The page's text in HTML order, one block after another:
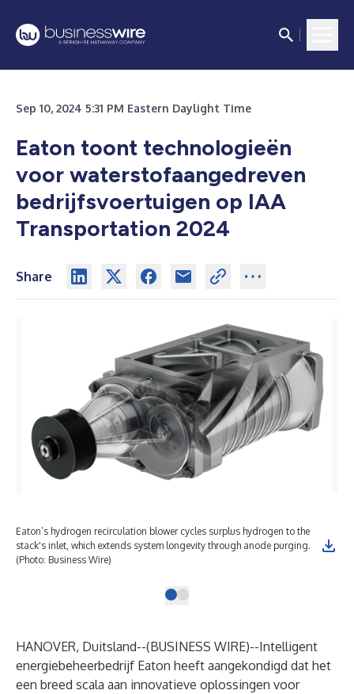
Sep 10, 2024 5:31 PM Eastern Daylight Time
Eaton toont technologieën
voor waterstofaangedreven
bedrijfsvoertuigen op IAA
Transportation 2024
Share
Eaton’s hydrogen recirculation blower cycles surplus hydrogen to the
stack's inlet, which extends system longevity through anode purging.
(Photo: Business Wire)
HANOVER, Duitsland--(BUSINESS WIRE)--Intelligent
energiebeheerbedrijf Eaton heeft aangekondigd dat het
een breed scala aan innovatieve oplossingen voor